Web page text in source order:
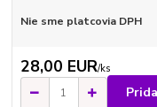
Nie sme platcovia DPH
28,00 EUR/ks